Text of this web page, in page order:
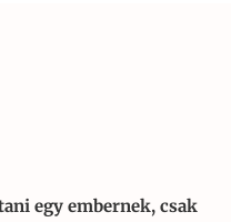
egy embernek, csak